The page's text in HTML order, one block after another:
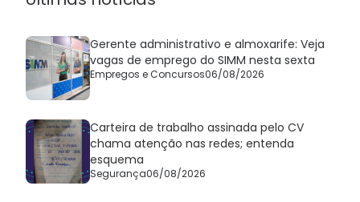
Gerente administrativo e almoxarife: Veja
vagas de emprego do SIMM nesta sexta
Empregos e Concursos06/08/2026
Carteira de trabalho assinada pelo CV
chama atenção nas redes; entenda
esquema
Segurança06/08/2026